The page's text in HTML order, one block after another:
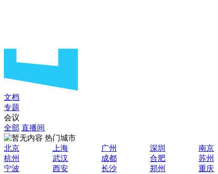
文档
专题
会议
全部 直播间
热门城市
北京
上海 广州 深圳
南京
杭州
武汉 成都 合肥
苏州
宁波
西安 长沙 郑州
重庆